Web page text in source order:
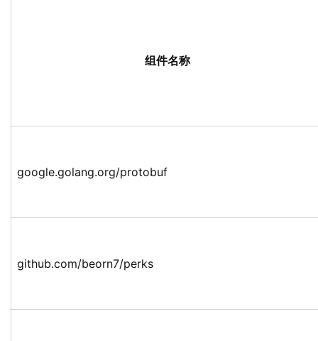
组件名称
google.golang.org/protobuf
github.com/beorn7/perks